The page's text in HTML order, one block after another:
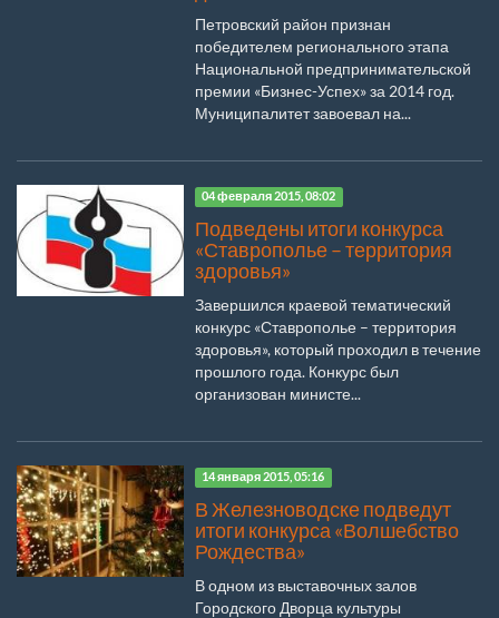
Петровский район признан
победителем регионального этапа
Национальной предпринимательской
премии «Бизнес-Успех» за 2014 год.
Муниципалитет завоевал на...
04 февраля 2015, 08:02
Подведены итоги конкурса
«Ставрополье – территория
здоровья»
Завершился краевой тематический
конкурс «Ставрополье – территория
здоровья», который проходил в течение
прошлого года. Конкурс был
организован министе...
14 января 2015, 05:16
В Железноводске подведут
итоги конкурса «Волшебство
Рождества»
В одном из выставочных залов
Городского Дворца культуры